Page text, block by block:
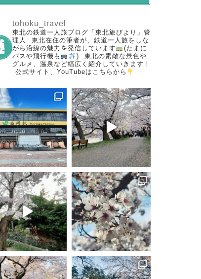
tohoku_travel
東北の鉄道一人旅ブログ「東北旅びより」管
理人
東北在住の筆者が、鉄道一人旅をしな
がら沿線の魅力を発信しています
(たまに
バスや飛行機も
)
東北の素敵な景色や
グルメ、温泉など幅広く紹介していきます！
公式サイト、YouTubeはこちらから